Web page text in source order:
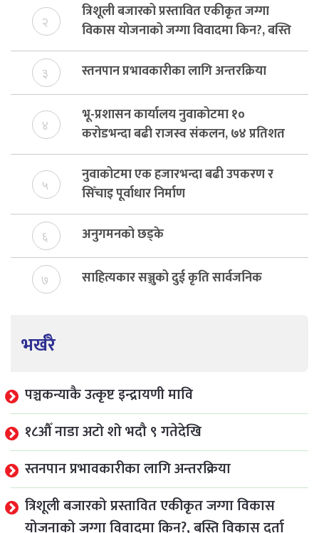
२
त्रिशूली बजारको प्रस्तावित एकीकृत जग्गा
विकास योजनाको जग्गा विवादमा किन?, बस्ति
विकास दर्ता नभए समिति विघटन हुने
३ स्तनपान प्रभावकारीका लागि अन्तरक्रिया
४
भू-प्रशासन कार्यालय नुवाकोटमा १०
करोडभन्दा बढी राजस्व संकलन, ७४ प्रतिशत
बेरुजु फर्छयौट
५
नुवाकोटमा एक हजारभन्दा बढी उपकरण र
सिँचाइ पूर्वाधार निर्माण
६ अनुगमनको छड्के
७ साहित्यकार सञ्जुको दुई कृति सार्वजनिक
भर्खरै
पञ्चकन्याकै उत्कृष्ट इन्द्रायणी मावि
१८औँ नाडा अटो शो भदौ ९ गतेदेखि
स्तनपान प्रभावकारीका लागि अन्तरक्रिया
त्रिशूली बजारको प्रस्तावित एकीकृत जग्गा विकास
योजनाको जग्गा विवादमा किन?, बस्ति विकास दर्ता